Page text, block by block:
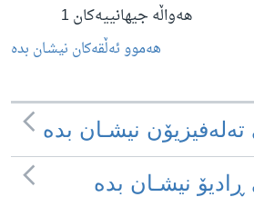
هەواڵە جیهانییەکان 1
هه‌موو ئه‌ڵقه‌کان نیشـان بده‌
ته‌له‌فیزیۆن نیشـان بده‌
ڕادیۆ نیشـان بده‌